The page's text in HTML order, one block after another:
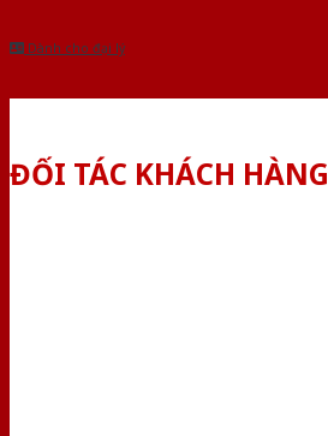
Dành cho đại lý
ĐỐI TÁC KHÁCH HÀNG